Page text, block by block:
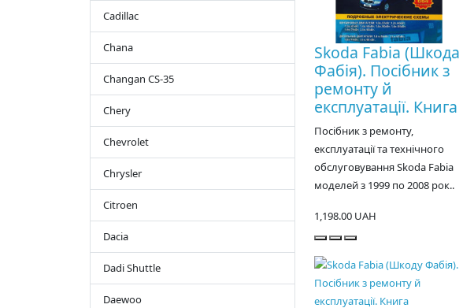
Cadillac
Chana
Changan CS-35
Chery
Chevrolet
Chrysler
Citroen
Dacia
Dadi Shuttle
Daewoo
Skoda Fabia (Шкода
Фабія). Посібник з
ремонту й
експлуатації. Книга
Посібник з ремонту,
експлуатації та технічного
обслуговування Skoda Fabia
моделей з 1999 по 2008 рок..
1,198.00 UAH